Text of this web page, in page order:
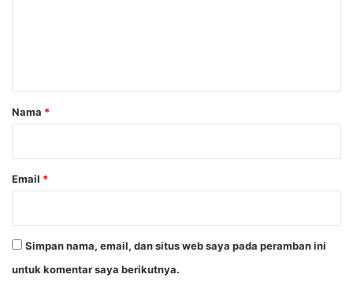
rNama *
Email *
Simpan nama, email, dan situs web saya pada peramban ini
untuk komentar saya berikutnya.